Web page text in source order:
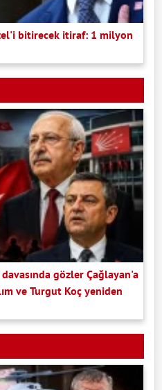
bitirecek itiraf: 1 milyon
gözler Çağlayan'a
ve Turgut Koç yeniden